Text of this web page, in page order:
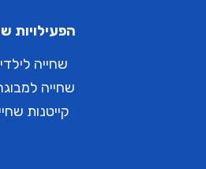
הפעילויות
שחייה
שחייה
קייטנות